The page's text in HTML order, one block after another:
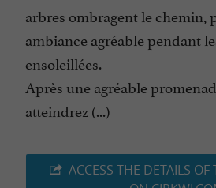
arbres ombragent le chemin,
ambiance agréable pendant
ensoleillées.
Après une agréable
atteindrez (...)
ACCESS THE DETAILS OF